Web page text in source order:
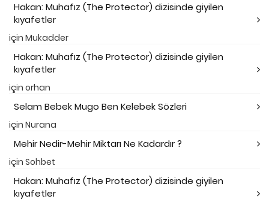
Hakan: Muhafız (The Protector) dizisinde giyilen
kıyafetler
için Mukadder
Hakan: Muhafız (The Protector) dizisinde giyilen
kıyafetler
için orhan
Selam Bebek Mugo Ben Kelebek Sözleri
için Nurana
Mehir Nedir-Mehir Miktarı Ne Kadardır ?
için Sohbet
Hakan: Muhafız (The Protector) dizisinde giyilen
kıyafetler